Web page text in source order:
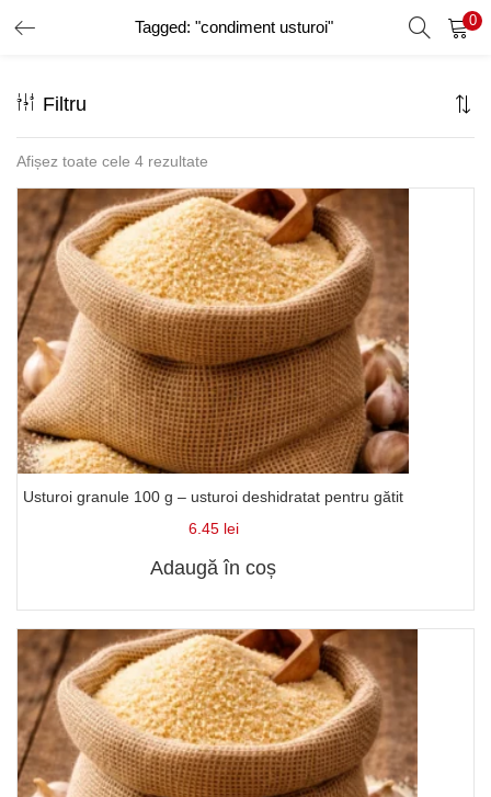
Tagged: "condiment usturoi" 0
AUTENTIFICARE ÎNREGISTRARE
Introduceți numele de utilizator și parola pentru a vă autentifica.
Amintește-ți de mine
Ai uitat parola?
Filtru
Afișez toate cele 4 rezultate
Usturoi granule 100 g – usturoi deshidratat pentru gătit
6.45 lei
Adaugă în coș